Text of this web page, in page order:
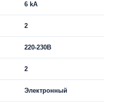
6 kA
2
220-230В
2
Электронный